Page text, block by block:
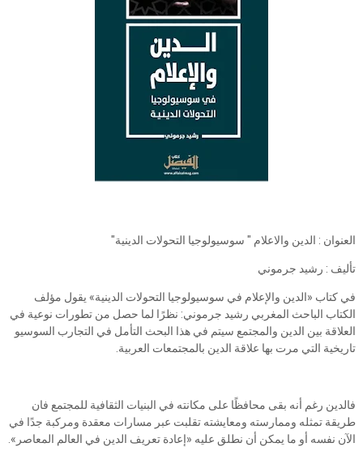
العنوان : الدين والاعلام " سوسيولوجيا التحولات الدينية"
تأليف : رشيد جرموني
في كتاب «الدين والإعلام في سوسيولوجيا التحولات الدينية» يقول مؤلف
الكتاب الباحث المغربي رشيد جرموني: نظرًا لما حصل من تطورات نوعية في
العلاقة بين الدين والمجتمع سيتم في هذا البحث التأمل في التجارب السوسيو
تاريخية التي مرت بها علاقة الدين بالمجتمعات العربية.
فالدين رغم أنه بقى محافظًا على مكانته في البنيات الثقافية للمجتمع فان
طريقة تمثله وممارسته ومعايشته تقلبت عبر مسارات معقدة ومركبة جدًا في
الآن نفسه أو ما يمكن أن نطلق عليه «إعادة تعريف الدين في العالم المعاصر».